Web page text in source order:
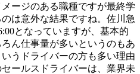
ージのある職種ですが最終学
は意外な結果ですね。佐川急
となっていますが、基本的
ん仕事量が多いというのもあ
うドライバーの方も多い理由
ールスドライバーは、業界未